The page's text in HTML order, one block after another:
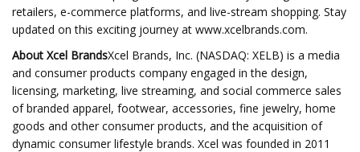
retailers, e-commerce platforms, and live-stream shopping. Stay
updated on this exciting journey at www.xcelbrands.com.
About Xcel BrandsXcel Brands, Inc. (NASDAQ: XELB) is a media
and consumer products company engaged in the design,
licensing, marketing, live streaming, and social commerce sales
of branded apparel, footwear, accessories, fine jewelry, home
goods and other consumer products, and the acquisition of
dynamic consumer lifestyle brands. Xcel was founded in 2011